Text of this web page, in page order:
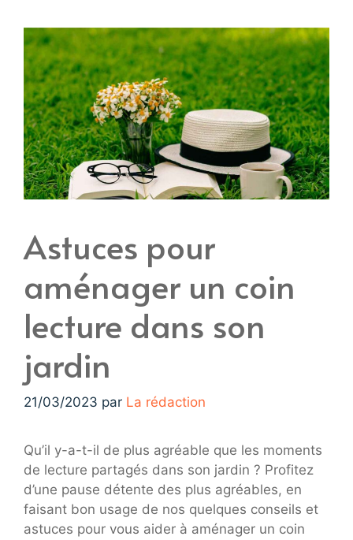
Astuces pour
aménager un coin
lecture dans son
jardin
21/03/2023 par La rédaction
Qu’il y-a-t-il de plus agréable que les moments
de lecture partagés dans son jardin ? Profitez
d’une pause détente des plus agréables, en
faisant bon usage de nos quelques conseils et
astuces pour vous aider à aménager un coin